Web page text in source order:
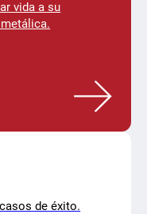
vida a su
de éxito.